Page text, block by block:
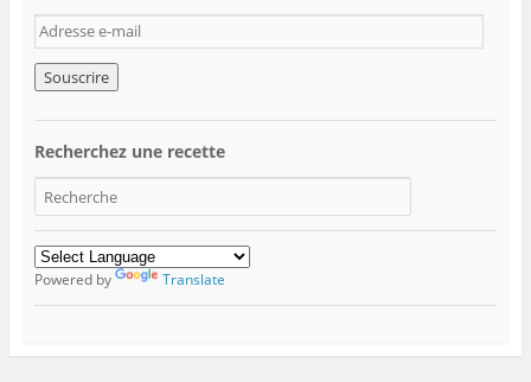
A
d
r
e
s
e
e
m
a
i
Recherchez une recette
Powered by Translate